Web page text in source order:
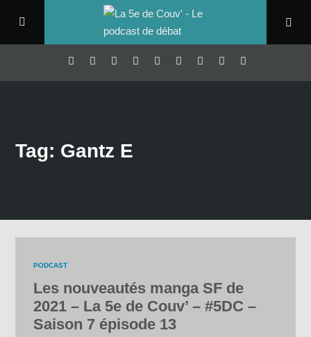
Tag: Gantz E
PODCAST
Les nouveautés manga SF de
2021 – La 5e de Couv’ – #5DC –
Saison 7 épisode 13